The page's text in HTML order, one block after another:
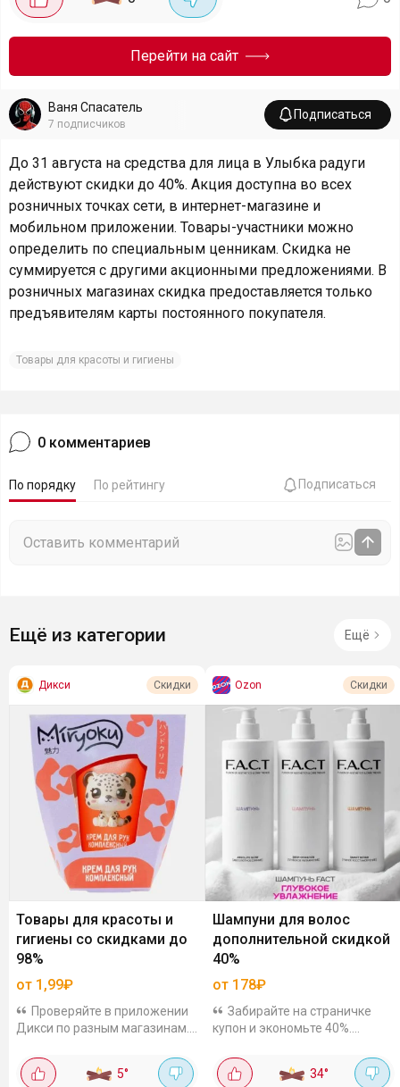
Перейти на сайт
Ваня Спасатель
7 подписчиков
Подписаться
До 31 августа на средства для лица в Улыбка радуги
действуют скидки до 40%. Акция доступна во всех
розничных точках сети, в интернет-магазине и
мобильном приложении. Товары-участники можно
определить по специальным ценникам. Скидка не
суммируется с другими акционными предложениями. В
розничных магазинах скидка предоставляется только
предъявителям карты постоянного покупателя.
Товары для красоты и гигиены
0 комментариев
По порядку По рейтингу Подписаться
Ещё из категории Ещё
Дикси Скидки
Товары для красоты и
гигиены со скидками до
98%
от 1,99₽
Проверяйте в приложении
Дикси по разным магазинам.
отличаться. Это не все скидки,
просто пример. У вас может
5°
Ozon Скидки
Шампуни для волос
дополнительной скидкой
40%
от 178₽
Забирайте на страничке
купон и экономьте 40%.
литр, на выбор
восстанавливающие,
34°